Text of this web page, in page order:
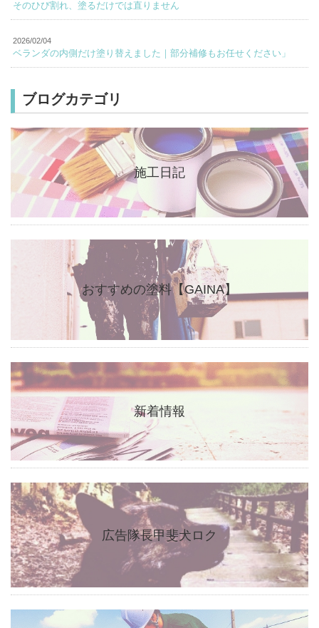
そのひび割れ、塗るだけでは直りません
2026/02/04
ベランダの内側だけ塗り替えました｜部分補修もお任せください」
ブログカテゴリ
施工日記
おすすめの塗料【GAINA】
新着情報
広告隊長甲斐犬ロク